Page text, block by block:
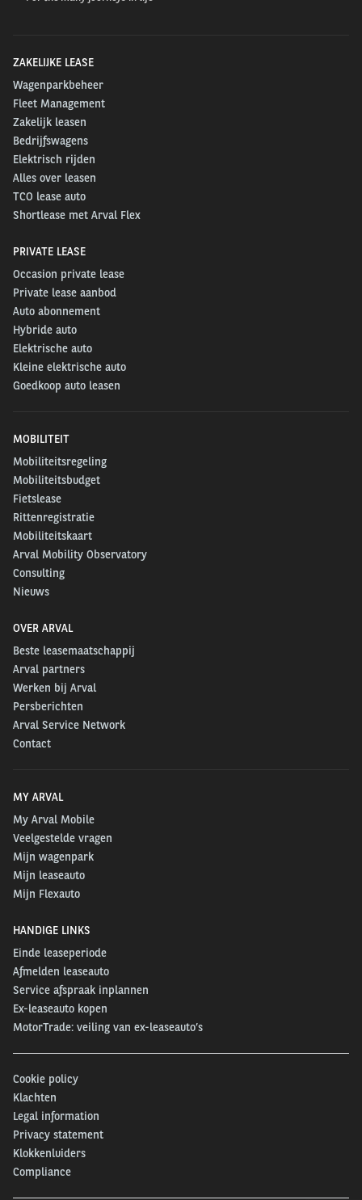
ZAKELIJKE LEASE
Wagenparkbeheer
Fleet Management
Zakelijk leasen
Bedrijfswagens
Elektrisch rijden
Alles over leasen
TCO lease auto
Shortlease met Arval Flex
PRIVATE LEASE
Occasion private lease
Private lease aanbod
Auto abonnement
Hybride auto
Elektrische auto
Kleine elektrische auto
Goedkoop auto leasen
MOBILITEIT
Mobiliteitsregeling
Mobiliteitsbudget
Fietslease
Rittenregistratie
Mobiliteitskaart
Arval Mobility Observatory
Consulting
Nieuws
OVER ARVAL
Beste leasemaatschappij
Arval partners
Werken bij Arval
Persberichten
Arval Service Network
Contact
MY ARVAL
My Arval Mobile
Veelgestelde vragen
Mijn wagenpark
Mijn leaseauto
Mijn Flexauto
HANDIGE LINKS
Einde leaseperiode
Afmelden leaseauto
Service afspraak inplannen
Ex-leaseauto kopen
MotorTrade: veiling van ex-leaseauto’s
Cookie policy
Klachten
Legal information
Privacy statement
Klokkenluiders
Compliance